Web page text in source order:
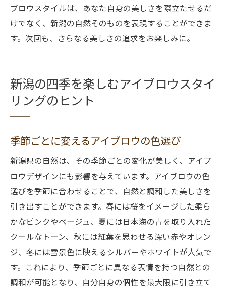
ブロウスタイルは、あなた自身の美しさを際立たせるだ
けでなく、新潟の自然そのものを表現することができま
す。次回も、さらなる美しさの追求をお楽しみに。
新潟の四季を楽しむアイブロウスタイ
リングのヒント
季節ごとに変えるアイブロウの色選び
新潟県の自然は、その季節ごとの変化が美しく、アイブ
ロウデザインにも影響を与えています。アイブロウの色
選びを季節に合わせることで、自然と調和した美しさを
引き出すことができます。春には桜をイメージした柔ら
かなピンクやベージュ、夏には日本海の青を取り入れた
クールなトーン、秋には紅葉を思わせる深い赤やオレン
ジ、冬には雪景色に映えるシルバーやホワイトが人気で
す。これにより、季節ごとに異なる表情を持つ自然との
調和が可能となり、自分自身の個性を最大限に引き立て